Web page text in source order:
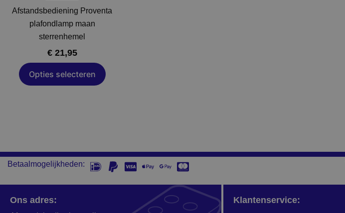
Afstandsbediening Proventa
plafondlamp maan
sterrenhemel
€21,95
Opties selecteren
worden
op
productpagina
Betaalmogelijkheden:
Ons adres: Klantenservice: